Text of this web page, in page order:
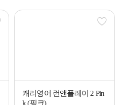
캐리영어 런앤플레이 2 Pin
k (핑크)